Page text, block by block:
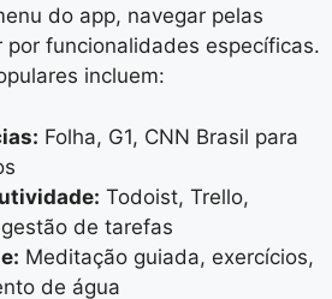
do app, navegar pelas
por funcionalidades específicas.
incluem:
Folha, G1, CNN Brasil para
Todoist, Trello,
de tarefas
Meditação guiada, exercícios,
de água